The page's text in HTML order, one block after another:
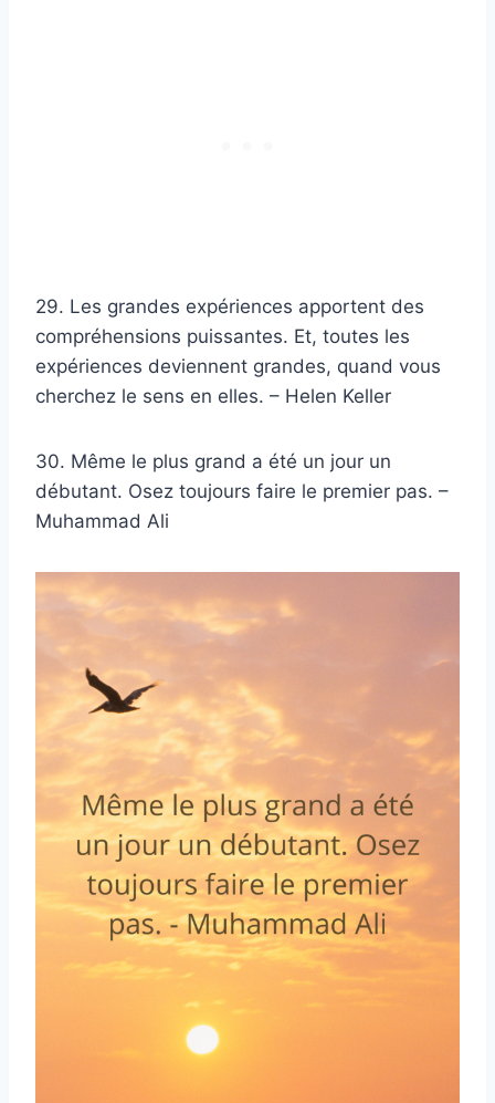
29. Les grandes expériences apportent des
compréhensions puissantes. Et, toutes les
expériences deviennent grandes, quand vous
cherchez le sens en elles. – Helen Keller
30. Même le plus grand a été un jour un
débutant. Osez toujours faire le premier pas. –
Muhammad Ali